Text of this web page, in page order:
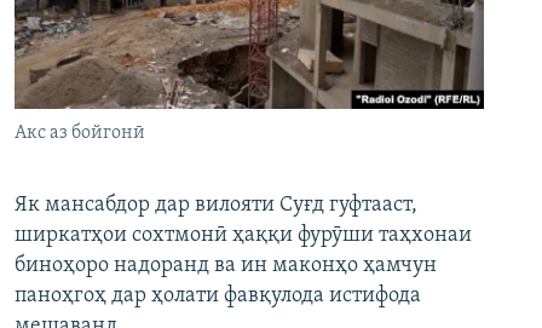
Акс аз бойгонӣ
Як мансабдор дар вилояти Суғд гуфтааст,
ширкатҳои сохтмонӣ ҳаққи фурӯши таҳхонаи
биноҳоро надоранд ва ин маконҳо ҳамчун
паноҳгоҳ дар ҳолати фавқулода истифода